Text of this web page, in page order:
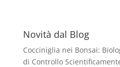
Novità dal Blog
Cocciniglia nei Bonsai:
di Controllo